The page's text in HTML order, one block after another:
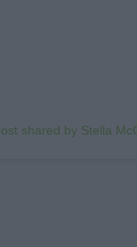
shared by Stella